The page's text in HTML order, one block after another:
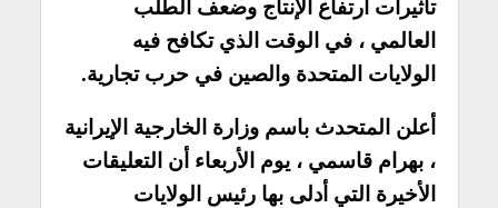
تأثيرات ارتفاع الإنتاج وضعف الطلب
العالمي ، في الوقت الذي تكافح فيه
الولايات المتحدة والصين في حرب تجارية.
أعلن المتحدث باسم وزارة الخارجية الإيرانية
، بهرام قاسمي ، يوم الأربعاء أن التعليقات
الأخيرة التي أدلى بها رئيس الولايات